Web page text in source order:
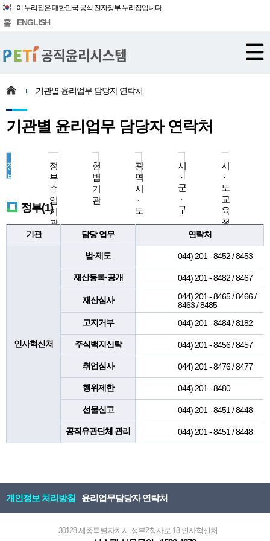
이 누리집은 대한민국 공식 전자정부 누리집입니다.
홈 ENGLISH
기관별 윤리업무 담당자 연락처
기관별 윤리업무 담당자 연락처
정
부
정
부
수
임
기
관
헌
법
기
관
광
역
시
·
도
시
·
군
·
구
시
·
도
교
육
청
정부(1)
기관 담당 업무 연락처
인사혁신처
법·제도 044) 201 - 8452 / 8453
재산등록·공개 044) 201 - 8482 / 8467
재산심사
044) 201 - 8465 / 8466 /
8463 / 8485
고지거부
044) 201 - 8484 / 8182
주식백지신탁 044) 201 - 8456 / 8457
취업심사 044) 201 - 8476 / 8477
행위제한 044) 201 - 8480
선물신고 044) 201 - 8451 / 8448
공직유관단체 관리 044) 201 - 8451 / 8448
개인정보 처리방침 윤리업무담당자 연락처
30128 세종특별자치시 정부2청사로 13 인사혁신처